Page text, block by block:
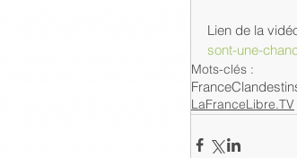
Lien de la
sont-une-
Mots-clés :
France
LaFranceLibre.TV